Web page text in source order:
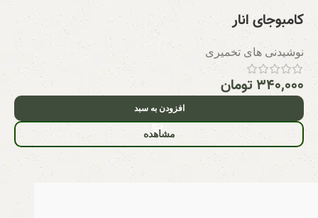
کامبوجای انار
نوشیدنی های تخمیری
۳۴۰,۰۰۰تومان
افزودن به سبد
مشاهده